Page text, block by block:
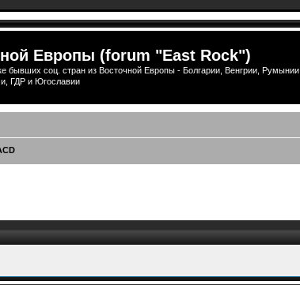
Европы (forum "East Rock")
бывших соц. стран из Восточной Европы - Болгарии, Венгрии, Румынии,
ГДР и Югославии